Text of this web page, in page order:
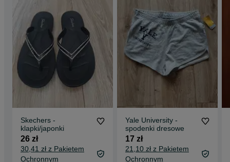
Skechers -
klapki/japonki
26 zł
30,41 zł z Pakietem
Ochronnym
Yale University -
spodenki dresowe
17 zł
21,10 zł z Pakietem
Ochronnym